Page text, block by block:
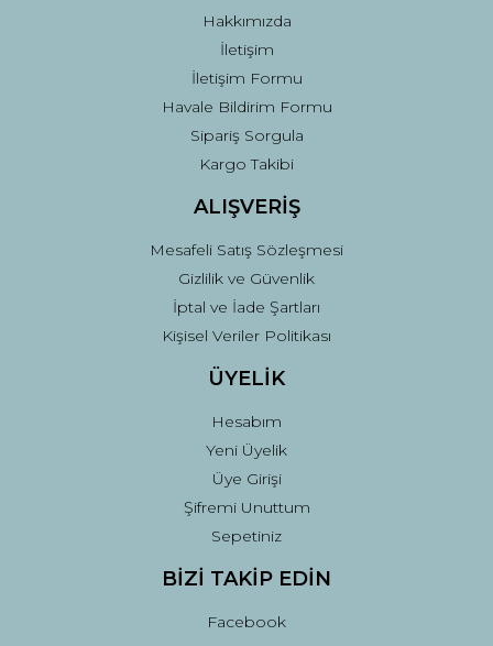
Hakkımızda
İletişim
İletişim Formu
Havale Bildirim Formu
Sipariş Sorgula
Kargo Takibi
ALIŞVERİŞ
Mesafeli Satış Sözleşmesi
Gizlilik ve Güvenlik
İptal ve İade Şartları
Kişisel Veriler Politikası
ÜYELİK
Hesabım
Yeni Üyelik
Üye Girişi
Şifremi Unuttum
Sepetiniz
BİZİ TAKİP EDİN
Facebook